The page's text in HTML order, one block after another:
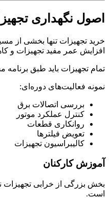
اصول نگهداری
خرید تجهیزات تنها بخشی از
افزایش عمر مفید تجهیزات و
تمام تجهیزات باید طبق
نمونه فعالیت‌های دوره‌ای:
بررسی اتصالات برق
کنترل عملکرد موتور
روانکاری قطعات
تعویض فیلترها
کالیبراسیون تجهیزات
آموزش کارکنان
بخش بزرگی از خرابی تجهیزات
است.